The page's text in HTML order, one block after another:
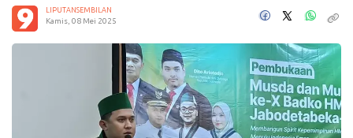
LIPUTANSEMBILAN
Kamis, 08 Mei 2025